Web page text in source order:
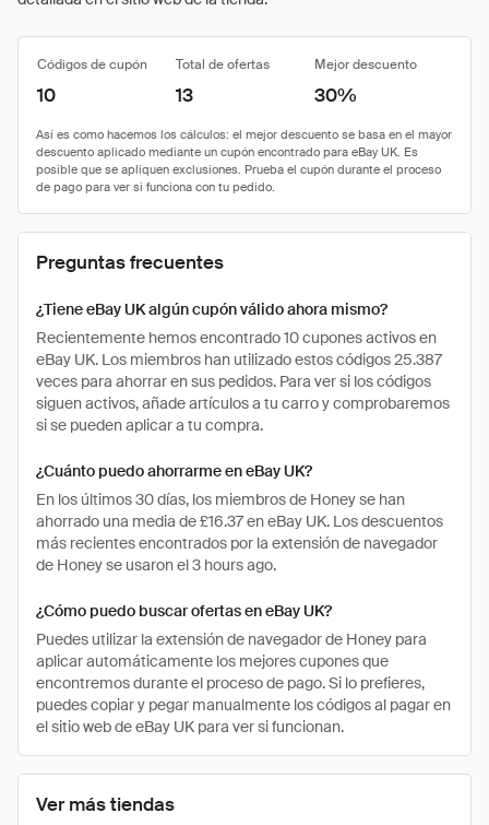
Ver más tiendas
Códigos de cupón Total de ofertas Mejor descuento
10 13 30%
Preguntas frecuentes
¿Tiene eBay UK algún cupón válido ahora mismo?
Recientemente hemos encontrado 10 cupones activos en
eBay UK. Los miembros han utilizado estos códigos 25.387
veces para ahorrar en sus pedidos. Para ver si los códigos
siguen activos, añade artículos a tu carro y comprobaremos
si se pueden aplicar a tu compra.
¿Cuánto puedo ahorrarme en eBay UK?
En los últimos 30 días, los miembros de Honey se han
ahorrado una media de £16.37 en eBay UK. Los descuentos
más recientes encontrados por la extensión de navegador
de Honey se usaron el 3 hours ago.
¿Cómo puedo buscar ofertas en eBay UK?
Puedes utilizar la extensión de navegador de Honey para
aplicar automáticamente los mejores cupones que
encontremos durante el proceso de pago. Si lo prefieres,
puedes copiar y pegar manualmente los códigos al pagar en
el sitio web de eBay UK para ver si funcionan.